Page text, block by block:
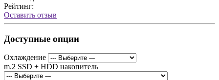
Рейтинг:
Оставить отзыв
Доступные опции
Охлаждение
m.2 SSD + HDD накопитель